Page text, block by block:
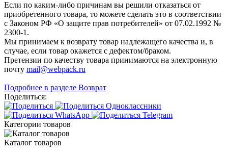
Если по каким-либо причинам вы решили отказаться от
приобретенного товара, то можете сделать это в соответствии
с Законом РФ «О защите прав потребителей» от 07.02.1992 №
2300-1.
Мы принимаем к возврату товар надлежащего качества и, в
случае, если товар окажется с дефектом/браком.
Претензии по качеству товара принимаются на электронную
почту mail@webpack.ru
Подробнее в разделе Возврат
Поделиться:
Категории товаров
Каталог товаров